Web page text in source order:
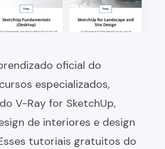
oficial do
especializados,
V-Ray for SketchUp,
de interiores e design
tutoriais gratuitos do